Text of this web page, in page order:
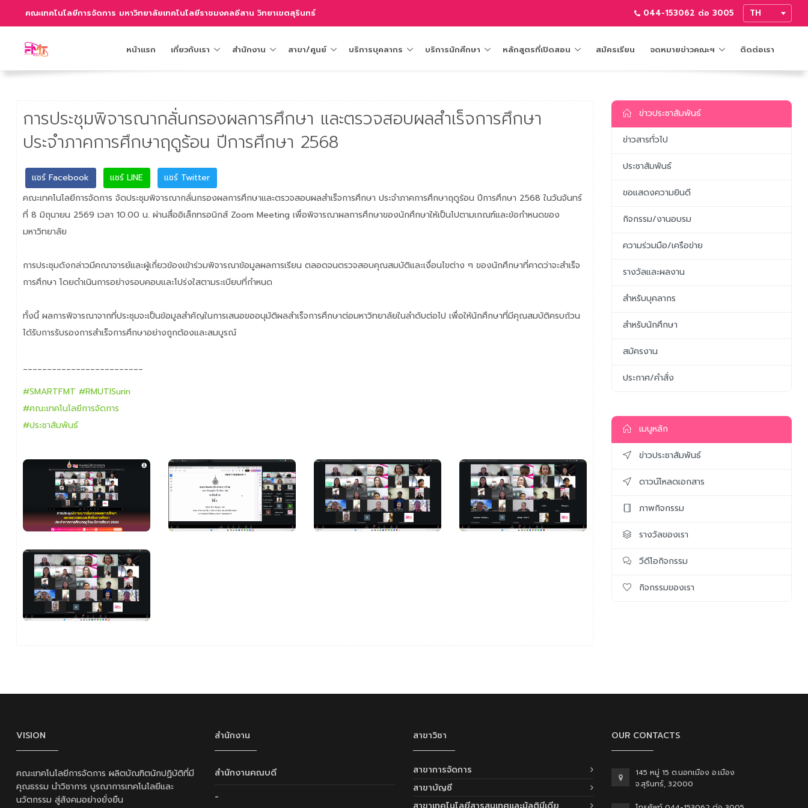
คณะเทคโนโลยีการจัดการ มหาวิทยาลัยเทคโนโลยีราชมงคลอีสาน วิทยาเขตสุรินทร์ 044-153062 ต่อ 3005
หน้าแรก เกี่ยวกับเรา สำนักงาน สาขา/ศูนย์ บริการบุคลากร บริการนักศึกษา หลักสูตรที่เปิดสอน สมัครเรียน จดหมายข่าวคณะฯ ติดต่อเรา
การประชุมพิจารณากลั่นกรองผลการศึกษา และตรวจสอบผลสำเร็จการศึกษา
ประจำภาคการศึกษาฤดูร้อน ปีการศึกษา 2568
แชร์ Facebook แชร์ LINE
แชร์ Twitter
คณะเทคโนโลยีการจัดการ จัดประชุมพิจารณากลั่นกรองผลการศึกษาและตรวจสอบผลสำเร็จการศึกษา ประจำภาคการศึกษาฤดูร้อน ปีการศึกษา 2568 ในวันจันทร์
ที่ 8 มิถุนายน 2569 เวลา 10.00 น. ผ่านสื่ออิเล็กทรอนิกส์ Zoom Meeting เพื่อพิจารณาผลการศึกษาของนักศึกษาให้เป็นไปตามเกณฑ์และข้อกำหนดของ
มหาวิทยาลัย
การประชุมดังกล่าวมีคณาจารย์และผู้เกี่ยวข้องเข้าร่วมพิจารณาข้อมูลผลการเรียน ตลอดจนตรวจสอบคุณสมบัติและเงื่อนไขต่าง ๆ ของนักศึกษาที่คาดว่าจะสำเร็จ
การศึกษา โดยดำเนินการอย่างรอบคอบและโปร่งใสตามระเบียบที่กำหนด
ทั้งนี้ ผลการพิจารณาจากที่ประชุมจะเป็นข้อมูลสำคัญในการเสนอขออนุมัติผลสำเร็จการศึกษาต่อมหาวิทยาลัยในลำดับต่อไป เพื่อให้นักศึกษาที่มีคุณสมบัติครบถ้วน
ได้รับการรับรองการสำเร็จการศึกษาอย่างถูกต้องและสมบูรณ์
_________________________
#SMARTFMT #RMUTISurin
#คณะเทคโนโลยีการจัดการ
#ประชาสัมพันธ์
ข่าวประชาสัมพันธ์
ข่าวสารทั่วไป
ประชาสัมพันธ์
ขอแสดงความยินดี
กิจกรรม/งานอบรม
ความร่วมมือ/เครือข่าย
รางวัลและผลงาน
สำหรับบุคลากร
สำหรับนักศึกษา
สมัครงาน
ประกาศ/คำสั่ง
เมนูหลัก
ข่าวประชาสัมพันธ์
ดาวน์โหลดเอกสาร
ภาพกิจกรรม
รางวัลของเรา
วีดีโอกิจกรรม
กิจกรรมของเรา
VISION
คณะเทคโนโลยีการจัดการ ผลิตบัณฑิตนักปฏิบัติที่มี
คุณธรรม นำวิชาการ บูรณาการเทคโนโลยีและ
นวัตกรรม สู่สังคมอย่างยั่งยืน
สำนักงาน
สำนักงานคณบดี
-
สาขาวิชา
สาขาการจัดการ
สาขาบัญชี
OUR CONTACTS
145 หมู่ 15 ต.นอกเมือง อ.เมือง
จ.สุรินทร์, 32000